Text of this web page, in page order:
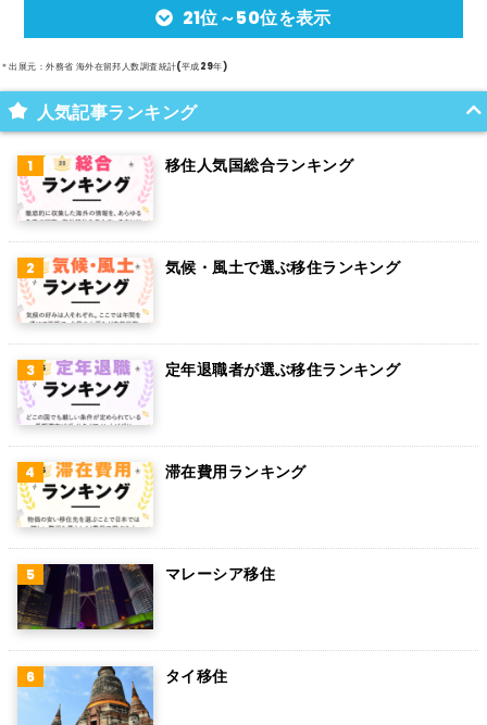
アルゼンチン
メキシコ
スイス
オランダ
グアム
パラグアイ
アラブ首長国連邦
スウェーデン
ペルー
ボリビア
カンボジア
オーストリア
ロシア
ミャンマー
アイルランド
21位～50位を表示
＊出展元：外務省 海外在留邦人数調査統計(平成29年)
人気記事ランキング
移住人気国総合ランキング
気候・風土で選ぶ移住ランキング
定年退職者が選ぶ移住ランキング
滞在費用ランキング
マレーシア移住
タイ移住